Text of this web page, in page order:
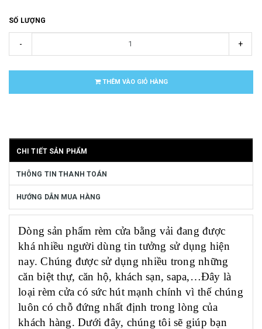
SỐ LƯỢNG
- +
THÊM VÀO GIỎ HÀNG
CHI TIẾT SẢN PHẨM
THÔNG TIN THANH TOÁN
HƯỚNG DẪN MUA HÀNG
Dòng sản phẩm rèm cửa bằng vải đang được
khá nhiều người dùng tin tưởng sử dụng hiện
nay. Chúng được sử dụng nhiều trong những
căn biệt thự, căn hộ, khách sạn, sapa,…Đây là
loại rèm cửa có sức hút mạnh chính vì thế chúng
luôn có chỗ đứng nhất định trong lòng của
khách hàng. Dưới đây, chúng tôi sẽ giúp bạn